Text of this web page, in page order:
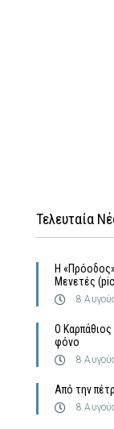
Τελευταία
Η
Μενετές
8
Ο
φόνο
8
Από την
8